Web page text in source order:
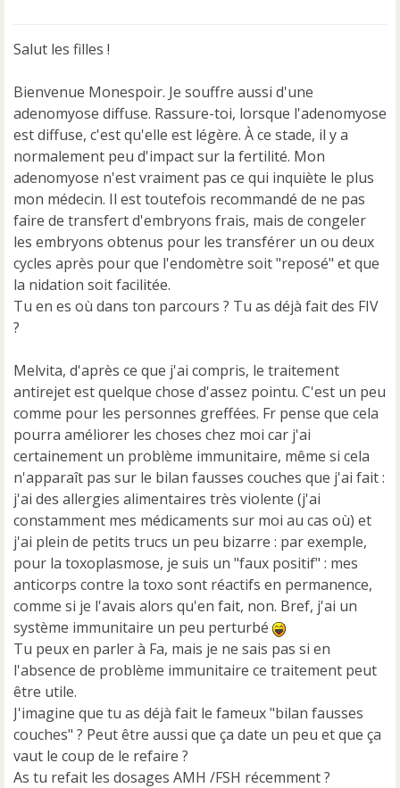
a
e
n
o
n
l
u
Salut les filles !
Bienvenue Monespoir. Je souffre aussi d'une
adenomyose diffuse. Rassure-toi, lorsque l'adenomyose
est diffuse, c'est qu'elle est légère. À ce stade, il y a
normalement peu d'impact sur la fertilité. Mon
adenomyose n'est vraiment pas ce qui inquiète le plus
mon médecin. Il est toutefois recommandé de ne pas
faire de transfert d'embryons frais, mais de congeler
les embryons obtenus pour les transférer un ou deux
cycles après pour que l'endomètre soit "reposé" et que
la nidation soit facilitée.
Tu en es où dans ton parcours ? Tu as déjà fait des FIV
?
Melvita, d'après ce que j'ai compris, le traitement
antirejet est quelque chose d'assez pointu. C'est un peu
comme pour les personnes greffées. Fr pense que cela
pourra améliorer les choses chez moi car j'ai
certainement un problème immunitaire, même si cela
n'apparaît pas sur le bilan fausses couches que j'ai fait :
j'ai des allergies alimentaires très violente (j'ai
constamment mes médicaments sur moi au cas où) et
j'ai plein de petits trucs un peu bizarre : par exemple,
pour la toxoplasmose, je suis un "faux positif" : mes
anticorps contre la toxo sont réactifs en permanence,
comme si je l'avais alors qu'en fait, non. Bref, j'ai un
système immunitaire un peu perturbé
Tu peux en parler à Fa, mais je ne sais pas si en
l'absence de problème immunitaire ce traitement peut
être utile.
J'imagine que tu as déjà fait le fameux "bilan fausses
couches" ? Peut être aussi que ça date un peu et que ça
vaut le coup de le refaire ?
As tu refait les dosages AMH /FSH récemment ?